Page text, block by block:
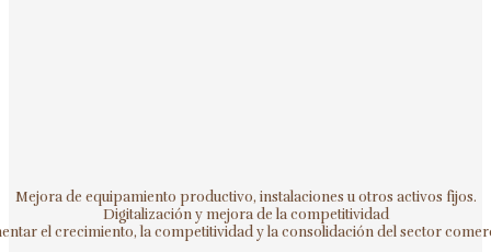
Mejora de equipamiento productivo, instalaciones u otros activos fijos.
Digitalización y mejora de la competitividad
el crecimiento, la competitividad y la consolidación del sector